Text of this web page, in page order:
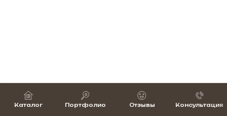
Каталог Портфолио Отзывы Консультация